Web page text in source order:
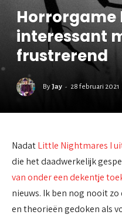
Horrorgame
interessant
frustrerend
ByJay 28 februari 2021
NadatLittle Nightmares I
die het daadwerkelijk
van onder een dekentje
nieuws. Ik ben nog nooit
en theorieën gedoken als